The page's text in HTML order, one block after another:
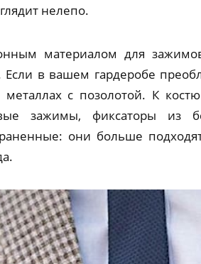
нелепо.
материалом для
Если в вашем гардеробе
металлах с позолотой. К
зажимы, фиксаторы из
они больше